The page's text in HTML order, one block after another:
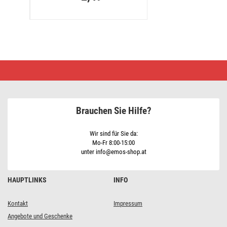
2x1,5mm
HAUPTLINKS
Kontakt
Angebote und Geschenke
INFO
Impressum
Brauchen Sie Hilfe?
Wir sind für Sie da:
Mo-Fr 8:00-15:00
unter info@emos-shop.at